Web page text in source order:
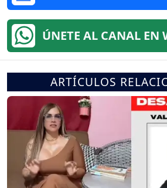
ÚNETE AL CANAL EN
ARTÍCULOS